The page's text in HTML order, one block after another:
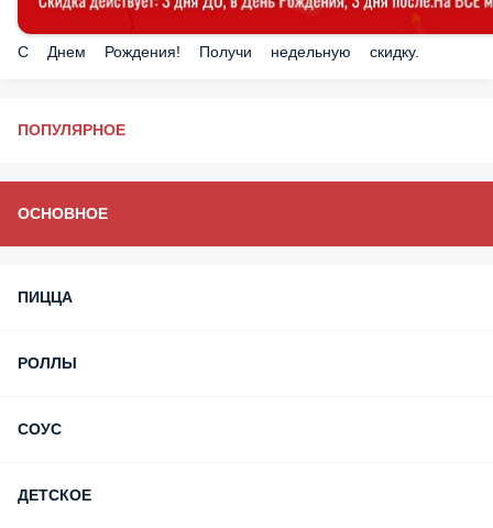
С Днем Рождения! Получи недельную скидку.
ПОПУЛЯРНОЕ
ОСНОВНОЕ
ПИЦЦА
РОЛЛЫ
СОУС
ДЕТСКОЕ